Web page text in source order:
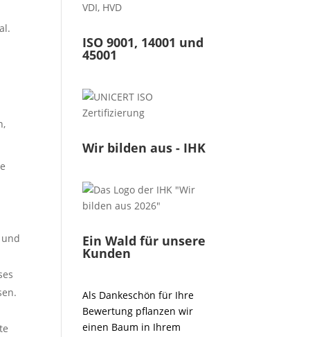
VDI, HVD
ISO 9001, 14001 und
45001
Wir bilden aus - IHK
Ein Wald für unsere
Kunden
Als Dankeschön für Ihre
Bewertung pflanzen wir
einen Baum in Ihrem